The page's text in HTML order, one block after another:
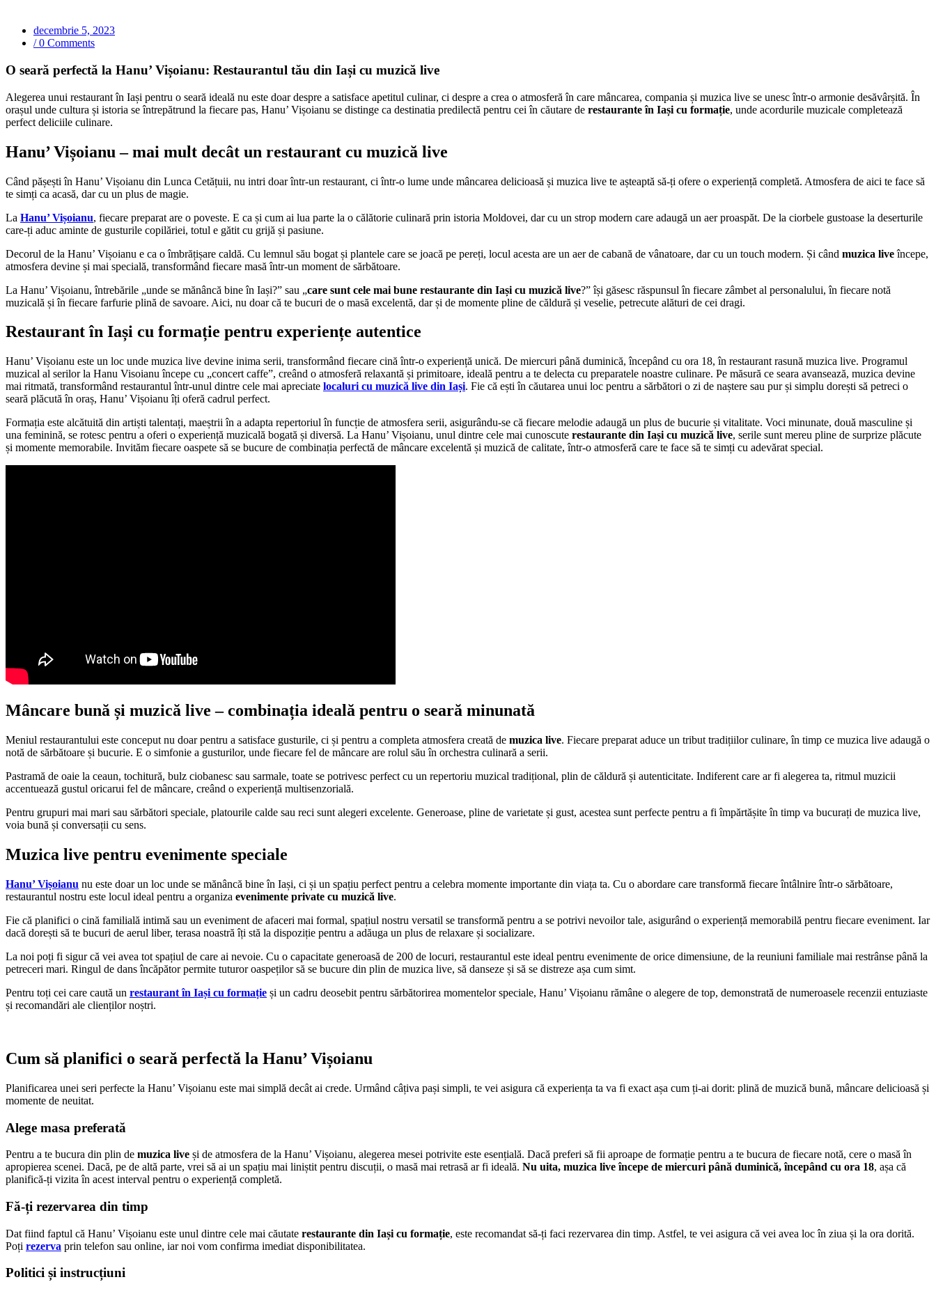
decembrie 5, 2023
/0 Comments
O seară perfectă la Hanu’ Vișoianu: Restaurantul tău din Iași cu muzică live
Alegerea unui restaurant în Iași pentru o seară ideală nu este doar despre a satisface apetitul culinar, ci despre a crea o atmosferă în care mâncarea, compania și muzica live se unesc într-o armonie desăvârșită. În
orașul unde cultura și istoria se întrepătrund la fiecare pas, Hanu’ Vișoianu se distinge ca destinatia predilectă pentru cei în căutare de restaurante în Iași cu formație, unde acordurile muzicale completează
perfect deliciile culinare.
Hanu’ Vișoianu – mai mult decât un restaurant cu muzică live
Când pășești în Hanu’ Vișoianu din Lunca Cetățuii, nu intri doar într-un restaurant, ci într-o lume unde mâncarea delicioasă și muzica live te așteaptă să-ți ofere o experiență completă. Atmosfera de aici te face să
te simți ca acasă, dar cu un plus de magie.
La Hanu’ Vișoianu, fiecare preparat are o poveste. E ca și cum ai lua parte la o călătorie culinară prin istoria Moldovei, dar cu un strop modern care adaugă un aer proaspăt. De la ciorbele gustoase la deserturile
care-ți aduc aminte de gusturile copilăriei, totul e gătit cu grijă și pasiune.
Decorul de la Hanu’ Vișoianu e ca o îmbrățișare caldă. Cu lemnul său bogat și plantele care se joacă pe pereți, locul acesta are un aer de cabană de vânatoare, dar cu un touch modern. Și când muzica liveîncepe,
atmosfera devine și mai specială, transformând fiecare masă într-un moment de sărbătoare.
La Hanu’ Vișoianu, întrebările „unde se mănâncă bine în Iași?” sau „care sunt cele mai bune restaurante din Iași cu muzică live?” își găsesc răspunsul în fiecare zâmbet al personalului, în fiecare notă
muzicală și în fiecare farfurie plină de savoare. Aici, nu doar că te bucuri de o masă excelentă, dar și de momente pline de căldură și veselie, petrecute alături de cei dragi.
Restaurant în Iași cu formație pentru experiențe autentice
Hanu’ Vișoianu este un loc unde muzica live devine inima serii, transformând fiecare cină într-o experiență unică. De miercuri până duminică, începând cu ora 18, în restaurant rasună muzica live. Programul
muzical al serilor la Hanu Visoianu începe cu „concert caffe”, creând o atmosferă relaxantă și primitoare, ideală pentru a te delecta cu preparatele noastre culinare. Pe măsură ce seara avansează, muzica devine
mai ritmată, transformând restaurantul într-unul dintre cele mai apreciate localuri cu muzică live din Iași. Fie că ești în căutarea unui loc pentru a sărbători o zi de naștere sau pur și simplu dorești să petreci o
seară plăcută în oraș, Hanu’ Vișoianu îți oferă cadrul perfect.
Formația este alcătuită din artiști talentați, maeștrii în a adapta repertoriul în funcție de atmosfera serii, asigurându-se că fiecare melodie adaugă un plus de bucurie și vitalitate. Voci minunate, două masculine și
una feminină, se rotesc pentru a oferi o experiență muzicală bogată și diversă. La Hanu’ Vișoianu, unul dintre cele mai cunoscute restaurante din Iași cu muzică live, serile sunt mereu pline de surprize plăcute
și momente memorabile. Invităm fiecare oaspete să se bucure de combinația perfectă de mâncare excelentă și muzică de calitate, într-o atmosferă care te face să te simți cu adevărat special.
Mâncare bună și muzică live – combinația ideală pentru o seară minunată
Meniul restaurantului este conceput nu doar pentru a satisface gusturile, ci și pentru a completa atmosfera creată de muzica live. Fiecare preparat aduce un tribut tradițiilor culinare, în timp ce muzica live adaugă o
notă de sărbătoare și bucurie. E o simfonie a gusturilor, unde fiecare fel de mâncare are rolul său în orchestra culinară a serii.
Pastramă de oaie la ceaun, tochitură, bulz ciobanesc sau sarmale, toate se potrivesc perfect cu un repertoriu muzical tradițional, plin de căldură și autenticitate. Indiferent care ar fi alegerea ta, ritmul muzicii
accentuează gustul oricarui fel de mâncare, creând o experiență multisenzorială.
Pentru grupuri mai mari sau sărbători speciale, platourile calde sau reci sunt alegeri excelente. Generoase, pline de varietate și gust, acestea sunt perfecte pentru a fi împărtășite în timp va bucurați de muzica live,
voia bună și conversații cu sens.
Muzica live pentru evenimente speciale
Hanu’ Vișoianu nu este doar un loc unde se mănâncă bine în Iași, ci și un spațiu perfect pentru a celebra momente importante din viața ta. Cu o abordare care transformă fiecare întâlnire într-o sărbătoare,
restaurantul nostru este locul ideal pentru a organiza evenimente private cu muzică live.
Fie că planifici o cină familială intimă sau un eveniment de afaceri mai formal, spațiul nostru versatil se transformă pentru a se potrivi nevoilor tale, asigurând o experiență memorabilă pentru fiecare eveniment. Iar
dacă dorești să te bucuri de aerul liber, terasa noastră îți stă la dispoziție pentru a adăuga un plus de relaxare și socializare.
La noi poți fi sigur că vei avea tot spațiul de care ai nevoie. Cu o capacitate generoasă de 200 de locuri, restaurantul este ideal pentru evenimente de orice dimensiune, de la reuniuni familiale mai restrânse până la
petreceri mari. Ringul de dans încăpător permite tuturor oaspeților să se bucure din plin de muzica live, să danseze și să se distreze așa cum simt.
Pentru toți cei care caută un restaurant în Iași cu formație și un cadru deosebit pentru sărbătorirea momentelor speciale, Hanu’ Vișoianu rămâne o alegere de top, demonstrată de numeroasele recenzii entuziaste
și recomandări ale clienților noștri.
Cum să planifici o seară perfectă la Hanu’ Vișoianu
Planificarea unei seri perfecte la Hanu’ Vișoianu este mai simplă decât ai crede. Urmând câțiva pași simpli, te vei asigura că experiența ta va fi exact așa cum ți-ai dorit: plină de muzică bună, mâncare delicioasă și
momente de neuitat.
Alege masa preferată
Pentru a te bucura din plin de muzica live și de atmosfera de la Hanu’ Vișoianu, alegerea mesei potrivite este esențială. Dacă preferi să fii aproape de formație pentru a te bucura de fiecare notă, cere o masă în
apropierea scenei. Dacă, pe de altă parte, vrei să ai un spațiu mai liniștit pentru discuții, o masă mai retrasă ar fi ideală. Nu uita, muzica live începe de miercuri până duminică, începând cu ora 18, așa că
planifică-ți vizita în acest interval pentru o experiență completă.
Fă-ți rezervarea din timp
Dat fiind faptul că Hanu’ Vișoianu este unul dintre cele mai căutate restaurante din Iași cu formație, este recomandat să-ți faci rezervarea din timp. Astfel, te vei asigura că vei avea loc în ziua și la ora dorită.
Poți rezerva prin telefon sau online, iar noi vom confirma imediat disponibilitatea.
Politici și instrucțiuni